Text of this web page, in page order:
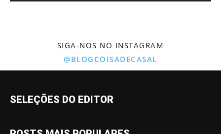
SIGA-NOS NO INSTAGRAM
@BLOGCOISADECASAL
SELEÇÕES DO EDITOR